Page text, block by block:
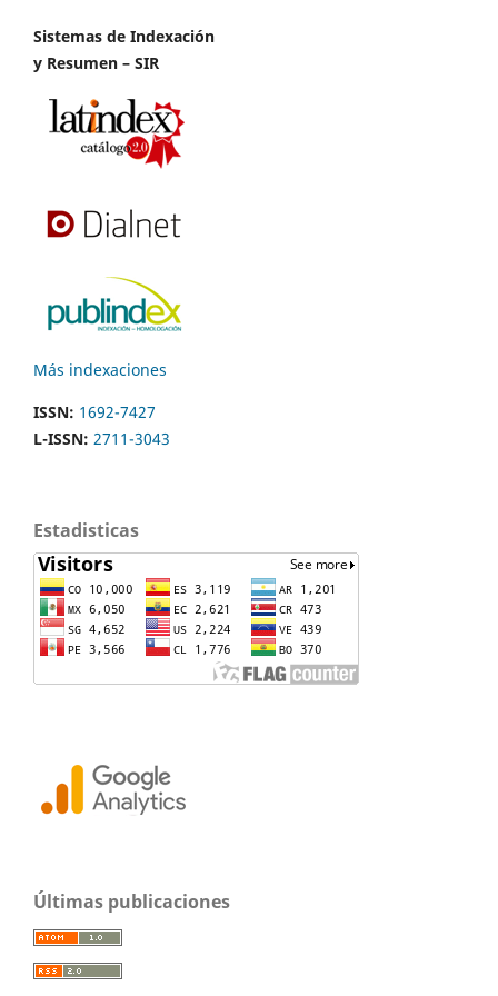
Sistemas de Indexación
y Resumen – SIR
Más indexaciones
ISSN: 1692-7427
L-ISSN: 2711-3043
Estadisticas
Últimas publicaciones